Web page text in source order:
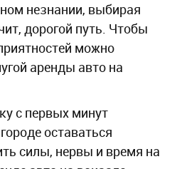
незнании, выбирая
дорогой путь. Чтобы
можно
аренды авто на
с первых минут
оставаться
силы, нервы и время на